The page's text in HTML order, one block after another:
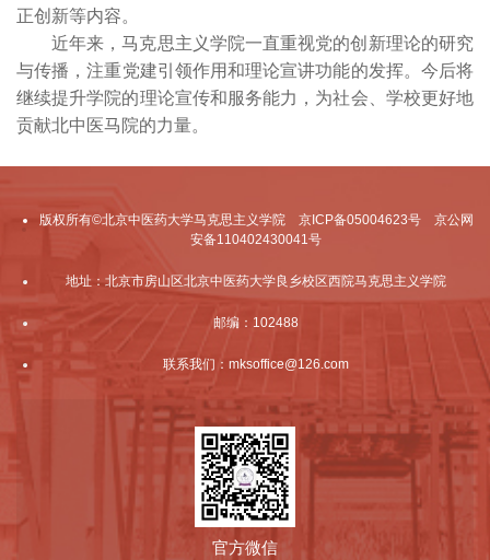
正创新等内容。
近年来，马克思主义学院一直重视党的创新理论的研究
与传播 ，注重党建引领作用和理论宣讲功能的发挥。今后将
继续提升学院的理论宣传和服务能力，为社会、学校更好地
贡献北中医马院的力量。
版权所有©北京中医药大学马克思主义学院 京ICP备05004623号 京公网
安备110402430041号
地址：北京市房山区北京中医药大学良乡校区西院马克思主义学院
邮编：102488
联系我们：mksoffice@126.com
官方微信